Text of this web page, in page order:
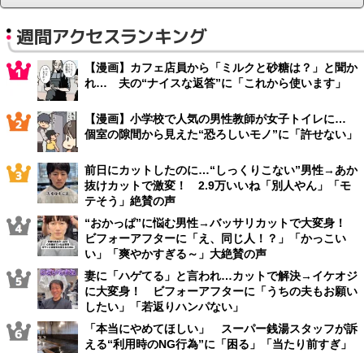
週間アクセスランキング
【漫画】カフェ店員から「ミルクと砂糖は？」と聞か
れ… 夫の“ナイスな返答”に「これから使います」
【漫画】小学校で人気の男性教師が女子トイレに…
個室の隙間から見えた“恐ろしいモノ”に「許せない」
前日にカットしたのに…“しっくりこない”男性→あか
抜けカットで激変！ 2.9万いいね「別人やん」「モ
テそう」絶賛の声
“おかっぱ”に悩む男性→バッサリカットで大変身！
ビフォーアフターに「え、同じ人！？」「かっこい
い」「爽やかすぎる～」大絶賛の声
妻に「ハゲてる」と言われ…カットで解決→イケオジ
に大変身！ ビフォーアフターに「うちの夫もお願い
したい」「若返りハンパない」
「本当にやめてほしい」 スーパー銭湯スタッフが訴
える“利用時のNG行為”に「困る」「当たり前すぎ」